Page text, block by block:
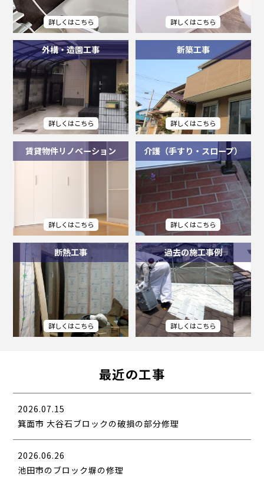
外構・造園工事 新築工事
賃貸物件リノベーション 介護（手すり・スロープ）
断熱工事 過去の施工事例
最近の工事
2026.07.15
箕面市 大谷石ブロックの破損の部分修理
2026.06.26
池田市のブロック塀の修理